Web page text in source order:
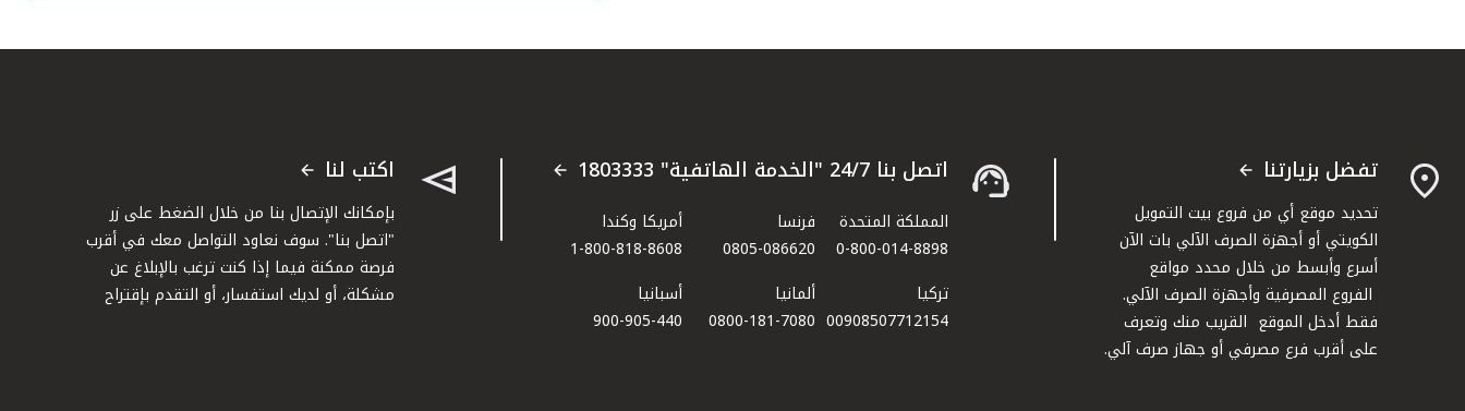
تفضل بزيارتنا
تحديد موقع أي من فروع بيت التمويل
الكويتي أو أجهزة الصرف الآلي بات الآن
أسرع وأبسط من خلال محدد مواقع
الفروع المصرفية وأجهزة الصرف الآلي.
فقط أدخل الموقع القريب منك وتعرف
على أقرب فرع مصرفي أو جهاز صرف آلي.
اتصل بنا 24/7 "الخدمة الهاتفية" 1803333
المملكة المتحدة
0-800-014-8898
فرنسا
0805-086620
أمريكا وكندا
1-800-818-8608
تركيا
00908507712154​
ألمانيا
0800-181-7080
أسبانيا
900-905-440
اكتب لنا
بإمكانك الإتصال بنا من خلال الضغط على زر
"اتصل بنا". سوف نعاود التواصل معك في أقرب
فرصة ممكنة فيما إذا كنت ترغب بالإبلاغ عن
مشكلة، أو لديك استفسار، أو التقدم بإقتراح